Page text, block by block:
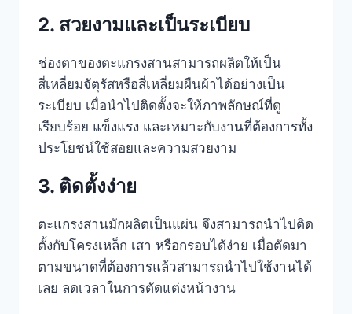
2. สวยงามและเป็นระเบียบ
ช่องตาของตะแกรงสานสามารถผลิตให้เป็น
สี่เหลี่ยมจัตุรัสหรือสี่เหลี่ยมผืนผ้าได้อย่างเป็น
ระเบียบ เมื่อนำไปติดตั้งจะให้ภาพลักษณ์ที่ดู
เรียบร้อย แข็งแรง และเหมาะกับงานที่ต้องการทั้ง
ประโยชน์ใช้สอยและความสวยงาม
3. ติดตั้งง่าย
ตะแกรงสานมักผลิตเป็นแผ่น จึงสามารถนำไปติด
ตั้งกับโครงเหล็ก เสา หรือกรอบได้ง่าย เมื่อตัดมา
ตามขนาดที่ต้องการแล้วสามารถนำไปใช้งานได้
เลย ลดเวลาในการตัดแต่งหน้างาน